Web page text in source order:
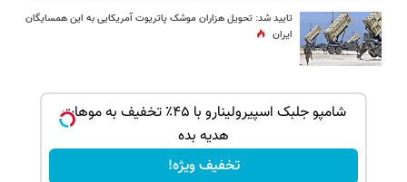
تایید شد: تحویل هزاران موشک پاتریوت آمریکایی به این همسایگان
ایران
شامپو جلبک اسپیرولینارو با ۴۵٪ تخفیف به موهات
هدیه بده
تخفیف ویژه!